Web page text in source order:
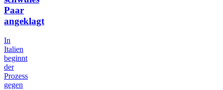
Paar
angeklagt
In
Italien
beginnt
der
Prozess
gegen